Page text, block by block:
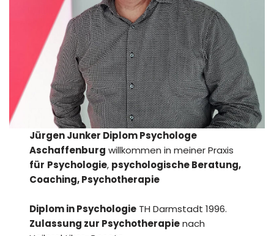
Jürgen Junker Diplom Psychologe
Aschaffenburg willkommen in meiner Praxis
für Psychologie, psychologische Beratung,
Coaching, Psychotherapie
Diplom in Psychologie TH Darmstadt 1996.
Zulassung zur Psychotherapienach